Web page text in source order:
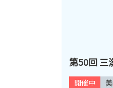
第50回 三
開催中